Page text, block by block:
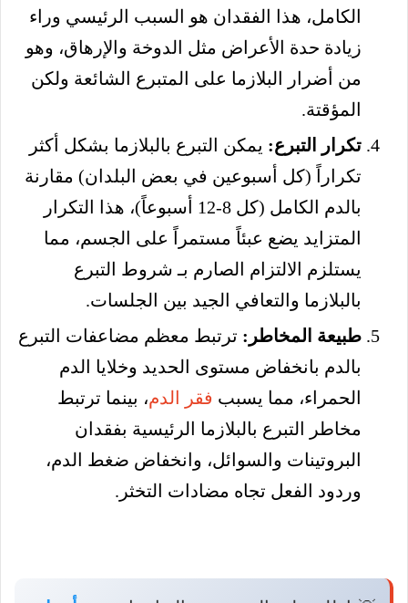
الكامل، هذا الفقدان هو السبب الرئيسي وراء
زيادة حدة الأعراض مثل الدوخة والإرهاق، وهو
من أضرار البلازما على المتبرع الشائعة ولكن
المؤقتة.
تكرار التبرع: يمكن التبرع بالبلازما بشكل أكثر
تكراراً (كل أسبوعين في بعض البلدان) مقارنة
بالدم الكامل (كل 8-12 أسبوعاً)، هذا التكرار
المتزايد يضع عبئاً مستمراً على الجسم، مما
يستلزم الالتزام الصارم بـ شروط التبرع
بالبلازما والتعافي الجيد بين الجلسات.
طبيعة المخاطر: ترتبط معظم مضاعفات التبرع
بالدم بانخفاض مستوى الحديد وخلايا الدم
الحمراء، مما يسبب فقر الدم، بينما ترتبط
مخاطر التبرع بالبلازما الرئيسية بفقدان
البروتينات والسوائل، وانخفاض ضغط الدم،
وردود الفعل تجاه مضادات التخثر.